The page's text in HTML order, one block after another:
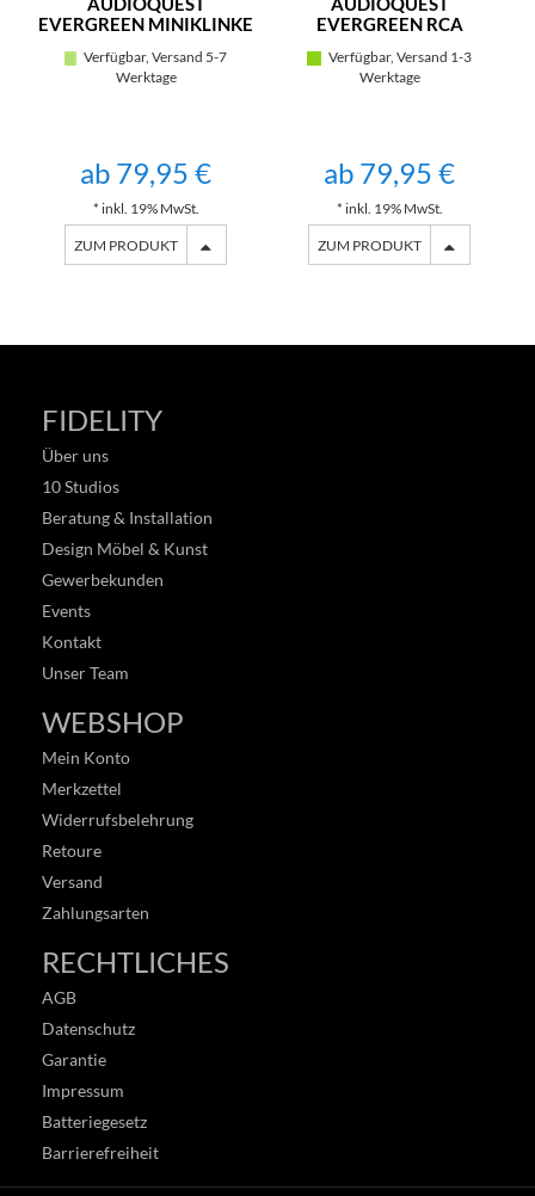
EVERGREEN MINIKLINKE
Verfügbar, Versand 5-7
Werktage
ab 79,95 €
* inkl. 19% MwSt.
ZUM PRODUKT
EVERGREEN RCA
Verfügbar, Versand 1-3
Werktage
ab 79,95 €
* inkl. 19% MwSt.
ZUM PRODUKT
FIDELITY
Über uns
10 Studios
Beratung & Installation
Design Möbel & Kunst
Gewerbekunden
Events
Kontakt
Unser Team
WEBSHOP
Mein Konto
Merkzettel
Widerrufsbelehrung
Retoure
Versand
Zahlungsarten
RECHTLICHES
AGB
Datenschutz
Garantie
Impressum
Batteriegesetz
Barrierefreiheit